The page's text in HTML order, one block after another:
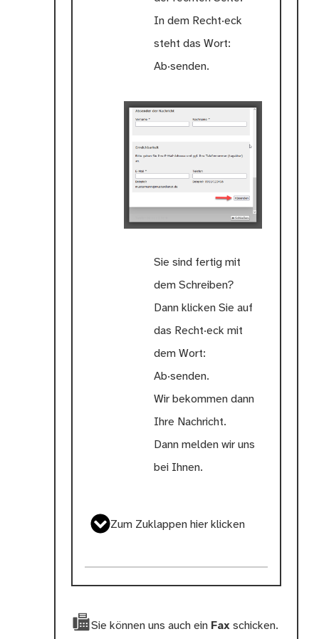
In dem Recht·eck
steht das Wort:
Ab·senden.
Sie sind fertig mit
dem Schreiben?
Dann klicken Sie auf
das Recht·eck mit
dem Wort:
Ab·senden.
Wir bekommen dann
Ihre Nachricht.
Dann melden wir uns
bei Ihnen.
Zum Zuklappen hier klicken
Sie können uns auch ein Faxschicken.